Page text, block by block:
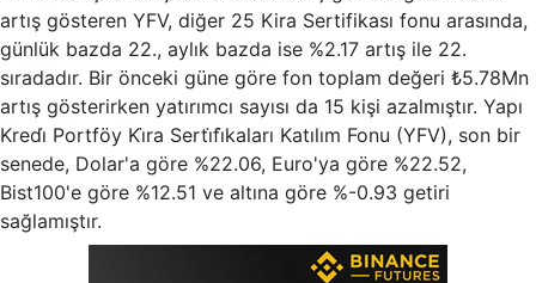
artış gösteren YFV, diğer 25 Kira Sertifikası fonu arasında,
günlük bazda 22., aylık bazda ise %2.17 artış ile 22.
sıradadır. Bir önceki güne göre fon toplam değeri ₺5.78Mn
artış gösterirken yatırımcı sayısı da 15 kişi azalmıştır. Yapı
Kredi̇ Portföy Ki̇ra Serti̇fi̇kaları Katılım Fonu (YFV), son bir
senede, Dolar'a göre %22.06, Euro'ya göre %22.52,
Bist100'e göre %12.51 ve altına göre %-0.93 getiri
sağlamıştır.